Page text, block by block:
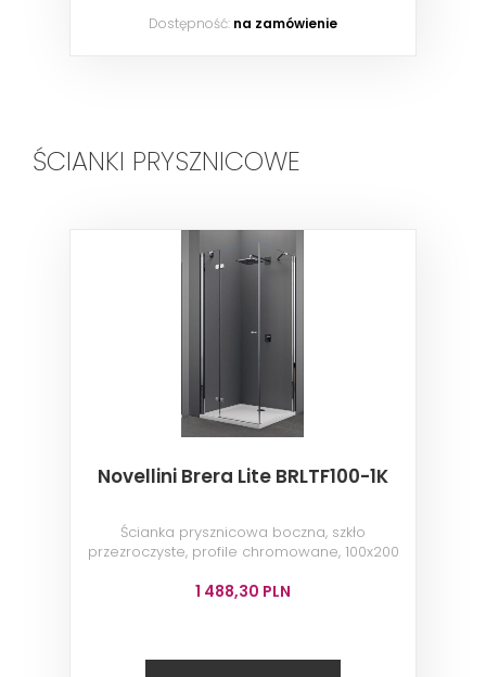
Dostępność: na zamówienie
ŚCIANKI PRYSZNICOWE
Novellini Brera Lite BRLTF100-1K
Ścianka prysznicowa boczna, szkło
przezroczyste, profile chromowane, 100x200
1 488,30 PLN